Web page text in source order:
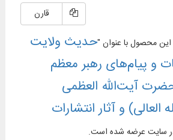
قارن
محصول با عنوان "حدیث ولایت
و پیام‌های رهبر معظم
آیت‌الله العظمی
و آثار انتشارات
سایت عرضه شده است.